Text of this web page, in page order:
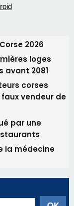
par une
la médecine
recevez par
sélection de